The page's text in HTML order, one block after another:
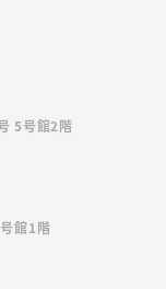
5号館2階
館1階